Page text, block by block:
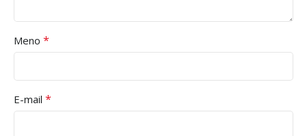
Meno *
E-mail *